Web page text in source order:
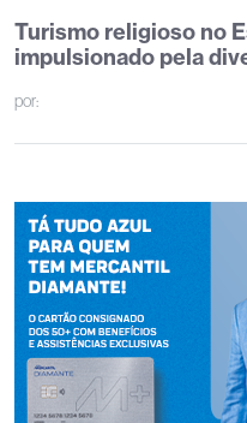
Turismo religioso no
impulsionado pela
por: